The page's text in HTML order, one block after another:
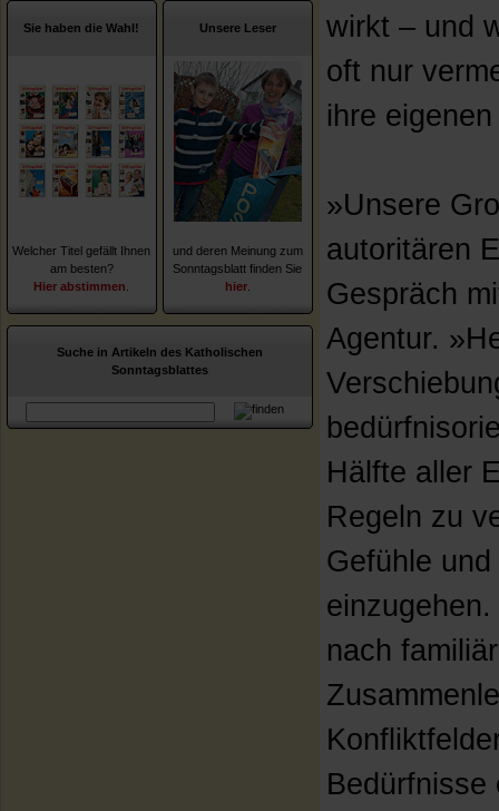
Sie haben die Wahl!
Welcher Titel gefällt Ihnen
am besten?
Hier abstimmen
Unsere Leser
und deren Meinung zum
Sonntagsblatt finden Sie
hier
Suche in Artikeln des Katholischen
Sonntagsblattes
wirkt – und
oft nur
ihre
»Unsere
autoritären
Gespräch
Agentur.
Hälfte aller
Regeln zu
Gefühle
nach
Bedürfnisse